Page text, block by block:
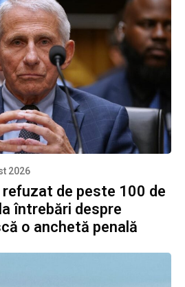
2026
de peste 100 de
întrebări despre
o anchetă penală